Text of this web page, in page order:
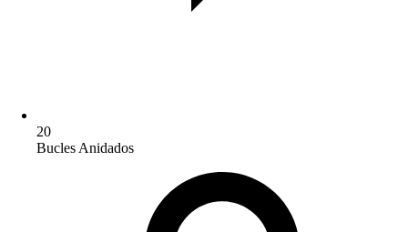
20
Bucles Anidados